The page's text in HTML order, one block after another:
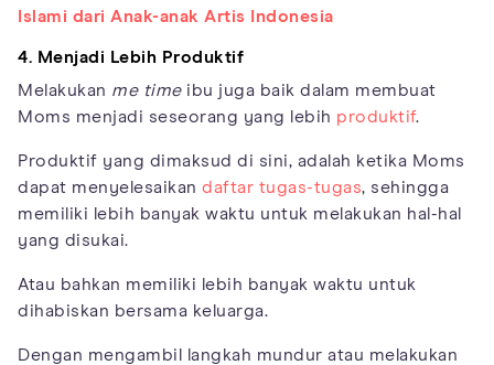
Islami dari Anak-anak Artis Indonesia
4. Menjadi Lebih Produktif
Melakukan me timeibu juga baik dalam membuat
Moms menjadi seseorang yang lebih produktif.
Produktif yang dimaksud di sini, adalah ketika Moms
dapat menyelesaikan daftar tugas-tugas, sehingga
memiliki lebih banyak waktu untuk melakukan hal-hal
yang disukai.
Atau bahkan memiliki lebih banyak waktu untuk
dihabiskan bersama keluarga.
Dengan mengambil langkah mundur atau melakukan